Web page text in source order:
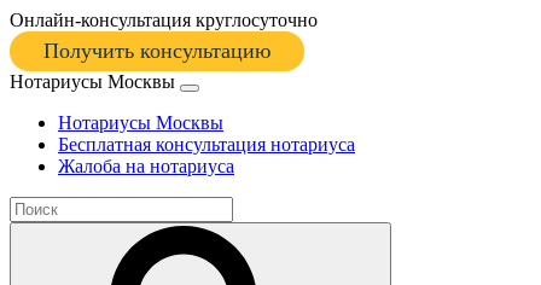
Онлайн-консультация круглосуточно
Получить консультацию
Нотариусы Москвы
Нотариусы Москвы
Бесплатная консультация нотариуса
Жалоба на нотариуса